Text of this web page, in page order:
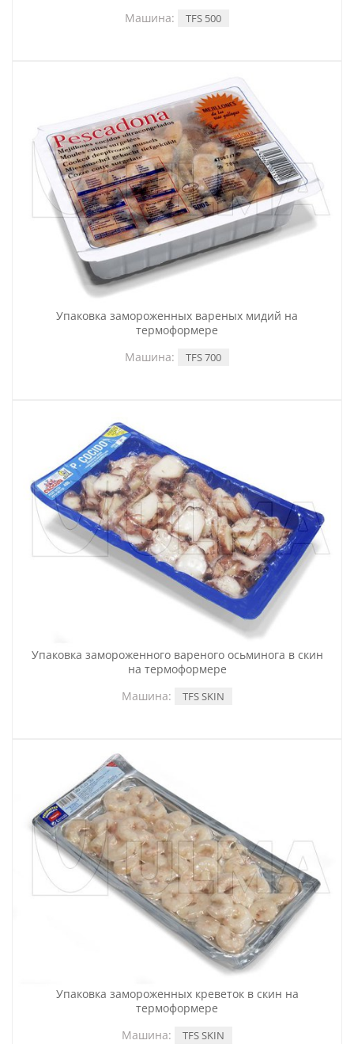
Машина: TFS 500
Упаковка замороженных вареных мидий на
термоформере
Машина:
TFS 700
Упаковка замороженного вареного осьминога в скин
на термоформере
Машина:
TFS SKIN
Упаковка замороженных креветок в скин на
термоформере
Машина:
TFS SKIN